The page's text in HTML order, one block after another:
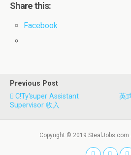
Share this:
Facebook
Previous Post
C!ty'super Assistant
Supervisor 收入
英
Copyright © 2019 StealJobs.com